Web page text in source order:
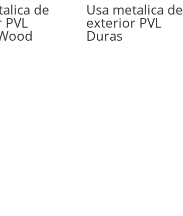
de Usa metalica de
exterior PVL
Duras